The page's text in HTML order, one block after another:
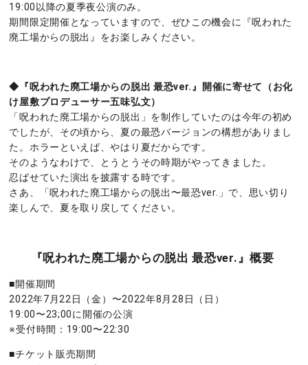
19:00以降の夏季夜公演のみ。
期間限定開催となっていますので、ぜひこの機会に『呪われた
廃工場からの脱出』をお楽しみください。
◆『呪われた廃工場からの脱出 最恐ver.』開催に寄せて（お化
け屋敷プロデューサー五味弘文）
「呪われた廃工場からの脱出」を制作していたのは今年の初め
でしたが、その頃から、夏の最恐バージョンの構想がありまし
た。ホラーといえば、やはり夏だからです。
そのようなわけで、とうとうその時期がやってきました。
忍ばせていた演出を披露する時です。
さあ、「呪われた廃工場からの脱出〜最恐ver.」で、思い切り
楽しんで、夏を取り戻してください。
『呪われた廃工場からの脱出 最恐ver.』概要
■開催期間
2022年7月22日（金）〜2022年8月28日（日）
19:00〜23;00に開催の公演
※受付時間：19:00〜22:30
■チケット販売期間